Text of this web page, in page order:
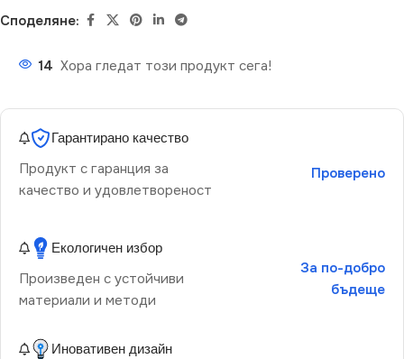
Споделяне:
14 Хора гледат този продукт сега!
Гарантирано качество
Продукт с гаранция за
качество и удовлетвореност
Проверено
Екологичен избор
Произведен с устойчиви
материали и методи
За по-добро
бъдеще
Иновативен дизайн